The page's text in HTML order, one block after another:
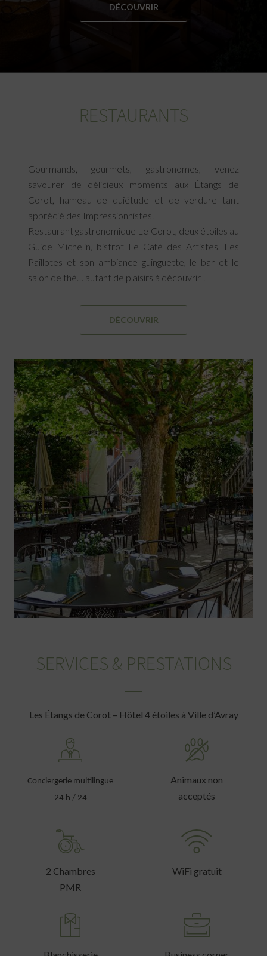
DÉCOUVRIR
RESTAURANTS
Gourmands, gourmets, gastronomes, venez
savourer de délicieux moments aux Étangs de
Corot, hameau de quiétude et de verdure tant
apprécié des Impressionnistes.
Restaurant gastronomique Le Corot, deux étoiles au
Guide Michelin, bistrot Le Café des Artistes, Les
Paillotes et son ambiance guinguette, le bar et le
salon de thé… autant de plaisirs à découvrir !
DÉCOUVRIR
SERVICES & PRESTATIONS
Les Étangs de Corot – Hôtel 4 étoiles à Ville d’Avray
Conciergerie multilingue
24 h / 24
Animaux non
acceptés
2 Chambres
PMR
WiFi gratuit